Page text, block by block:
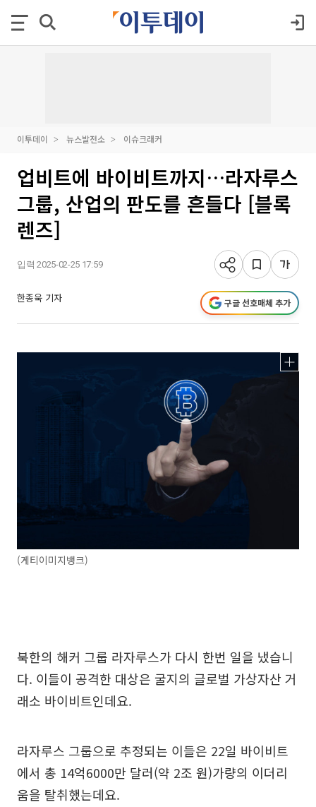
이투데이 뉴스발전소 이슈크래커
업비트에 바이비트까지…라자루스
그룹, 산업의 판도를 흔들다 [블록
렌즈]
입력 2025-02-25 17:59
한종욱 기자 구글 선호매체 추가
(게티이미지뱅크)
북한의 해커 그룹 라자루스가 다시 한번 일을 냈습니
다. 이들이 공격한 대상은 굴지의 글로벌 가상자산 거
래소 바이비트인데요.
라자루스 그룹으로 추정되는 이들은 22일 바이비트
에서 총 14억6000만 달러(약 2조 원)가량의 이더리
움을 탈취했는데요.